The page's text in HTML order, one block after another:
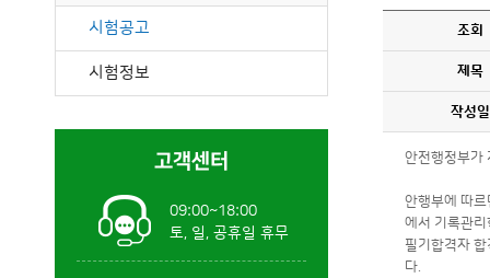
시험공고
시험정보
고객센터
09:00~18:00
토, 일, 공휴일 휴무
조회
제목
작성일
안전행정부가
안행부에 따
에서 기록관
필기합격자
다.